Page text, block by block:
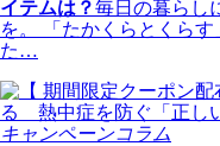
イテムは？毎日の暮らし
を。 「たかくらとくら
た…
キャンペーンコラム